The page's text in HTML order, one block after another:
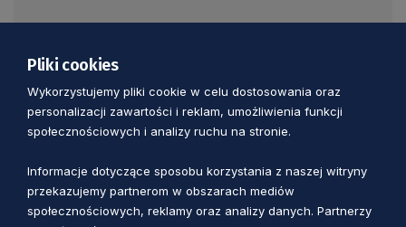
• Załącznik nr 1 do Raportu: Tabela uwag
zgłoszonych w ramach konsultacji.
• Załącznik nr 2 do Raportu: Ogłoszenie
prasowe o konsultacjach.
Pliki cookies
Wykorzystujemy pliki cookie w celu dostosowania oraz
personalizacji zawartości i reklam, umożliwienia funkcji
społecznościowych i analizy ruchu na stronie.
Informacje dotyczące sposobu korzystania z naszej witryny
przekazujemy partnerom w obszarach mediów
społecznościowych, reklamy oraz analizy danych. Partnerzy